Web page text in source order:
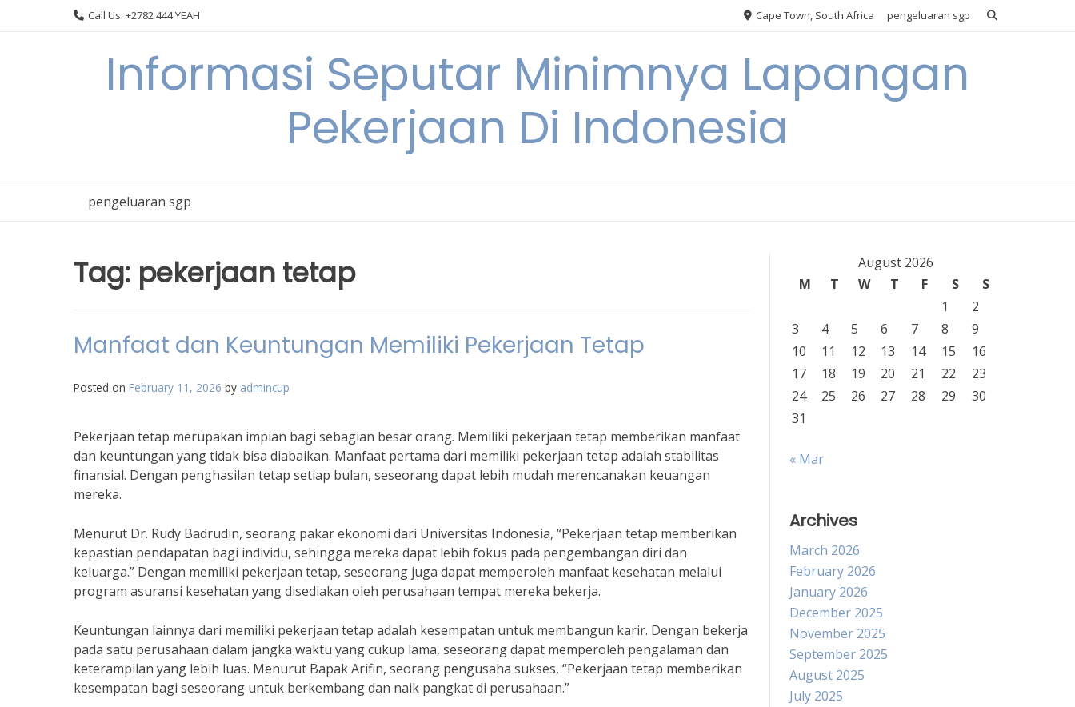
Call Us: +2782 444 YEAH Cape Town, South Africa pengeluaran sgp
Informasi Seputar Minimnya Lapangan
Pekerjaan Di Indonesia
pengeluaran sgp
Tag: pekerjaan tetap
Manfaat dan Keuntungan Memiliki Pekerjaan Tetap
Posted on February 11, 2026 by admincup
Pekerjaan tetap merupakan impian bagi sebagian besar orang. Memiliki pekerjaan tetap memberikan manfaat
dan keuntungan yang tidak bisa diabaikan. Manfaat pertama dari memiliki pekerjaan tetap adalah stabilitas
finansial. Dengan penghasilan tetap setiap bulan, seseorang dapat lebih mudah merencanakan keuangan
mereka.
Menurut Dr. Rudy Badrudin, seorang pakar ekonomi dari Universitas Indonesia, “Pekerjaan tetap memberikan
kepastian pendapatan bagi individu, sehingga mereka dapat lebih fokus pada pengembangan diri dan
keluarga.” Dengan memiliki pekerjaan tetap, seseorang juga dapat memperoleh manfaat kesehatan melalui
program asuransi kesehatan yang disediakan oleh perusahaan tempat mereka bekerja.
Keuntungan lainnya dari memiliki pekerjaan tetap adalah kesempatan untuk membangun karir. Dengan bekerja
pada satu perusahaan dalam jangka waktu yang cukup lama, seseorang dapat memperoleh pengalaman dan
keterampilan yang lebih luas. Menurut Bapak Arifin, seorang pengusaha sukses, “Pekerjaan tetap memberikan
kesempatan bagi seseorang untuk berkembang dan naik pangkat di perusahaan.”
August 2026
M
T W T F S
S
1
2
3
4 5 6 7 8
9
10
11 12 13 14 15
16
17
18 19 20 21 22
23
24
25 26 27 28 29
30
31
« Mar
Archives
March 2026
February 2026
January 2026
December 2025
November 2025
September 2025
August 2025
July 2025